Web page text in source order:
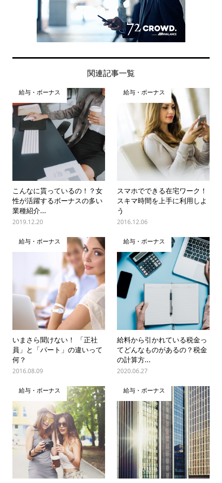
関連記事一覧
給与・ボーナス
こんなに貰っているの！？女
性が活躍するボーナスの多い
業種紹介...
2019.12.20
給与・ボーナス
スマホでできる在宅ワーク！
スキマ時間を上手に利用しよ
う
2016.12.06
給与・ボーナス
いまさら聞けない！ 「正社
員」と「パート」の違いって
何？
2016.08.09
給与・ボーナス
給料から引かれている税金っ
てどんなものがあるの？税金
の計算方...
2020.06.27
給与・ボーナス 給与・ボーナス